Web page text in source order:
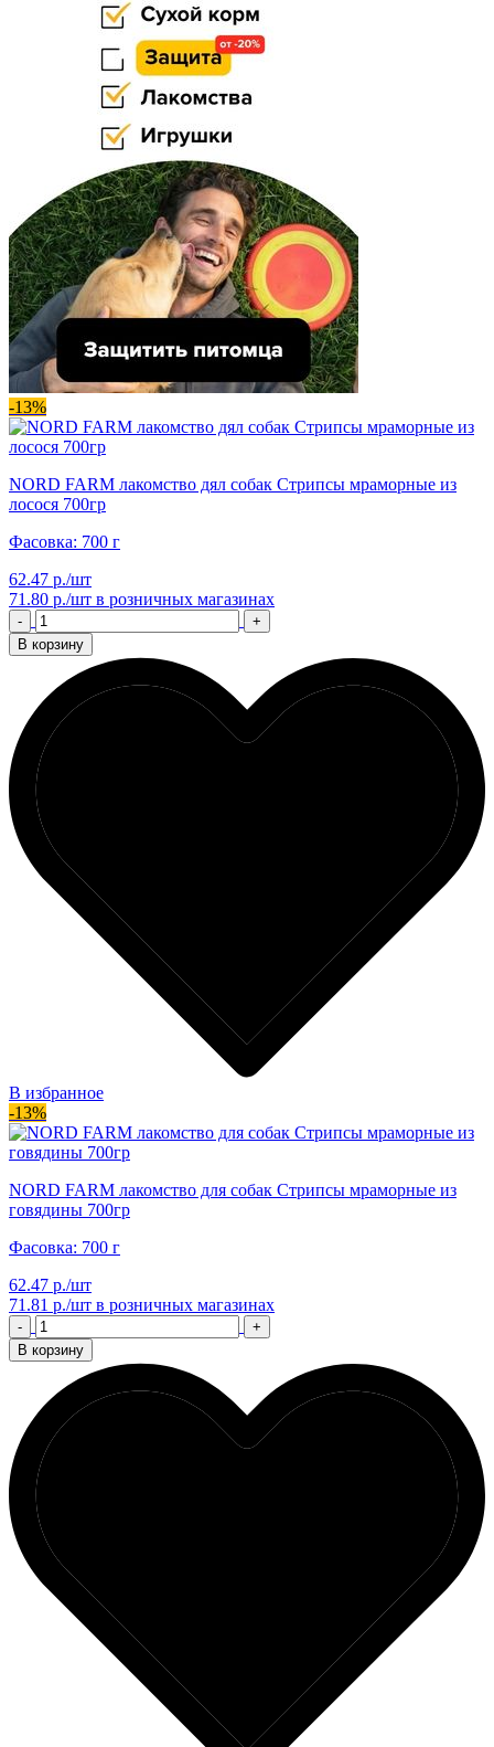
-13%
NORD FARM лакомство дял собак Стрипсы мраморные из
лосося 700гр
Фасовка: 700 г
62.47 р./шт
71.80 р./шт в розничных магазинах
-
+
В корзину
В избранное
-13%
NORD FARM лакомство для собак Стрипсы мраморные из
говядины 700гр
Фасовка: 700 г
62.47 р./шт
71.81 р./шт в розничных магазинах
-
+
В корзину